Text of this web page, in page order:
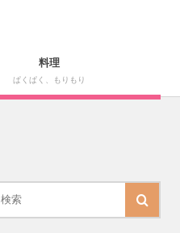
料理
ぱくぱく、もりもり